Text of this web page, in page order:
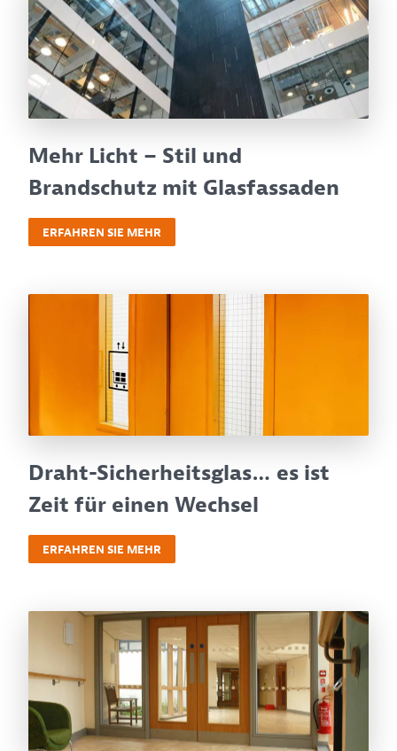
Mehr Licht – Stil und
Brandschutz mit Glasfassaden
ERFAHREN SIE MEHR
Draht-Sicherheitsglas… es ist
Zeit für einen Wechsel
ERFAHREN SIE MEHR